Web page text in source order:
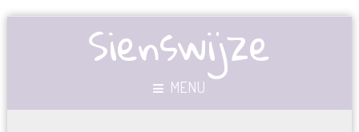
Sienswijze
MENU